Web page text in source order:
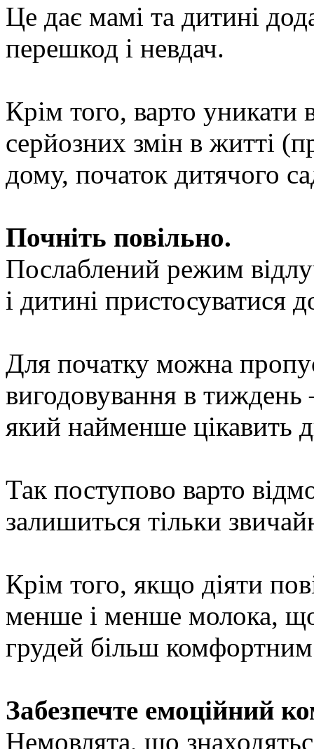
Це дає мамі та дитині
перешкод і невдач.
Крім того, варто уникати
серйозних змін в житті
дому, початок дитячого
Почніть повільно.
Послаблений режим
і дитині пристосуватися
Для початку можна
вигодовування в
який найменше цікавить
Так поступово варто
залишиться тільки
Крім того, якщо діяти
менше і менше молока,
грудей більш
Забезпечте емоційний
Немовлята, що